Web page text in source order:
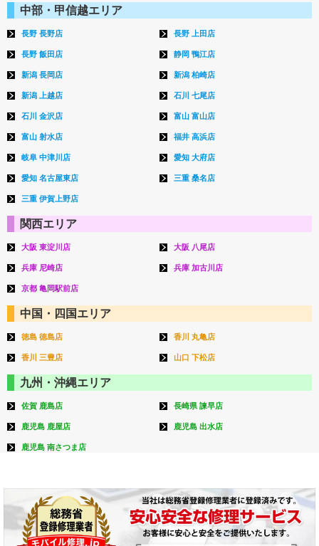
中部・甲信越エリア
長野 長野店 長野 上田店
長野 飯田店 静岡 鴨江店
新潟 長岡店 新潟 柏崎店
新潟 上越店 石川 七尾店
石川 金沢店 富山 富山店
富山 射水店 福井 高浜店
岐阜 中津川店 愛知 大府店
愛知 名古屋東店 三重 桑名店
三重 伊賀上野店
関西エリア
大阪 東淀川店 大阪 八尾店
兵庫 尼崎店 兵庫 加古川店
京都 亀岡駅前店
中国・四国エリア
徳島 徳島店 香川 丸亀店
香川 三豊店 山口 下松店
九州・沖縄エリア
佐賀 鹿島店 長崎県 諫早店
鹿児島 鹿屋店 鹿児島 出水店
鹿児島 南さつま店